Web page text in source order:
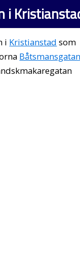
i
i Kristianstad som